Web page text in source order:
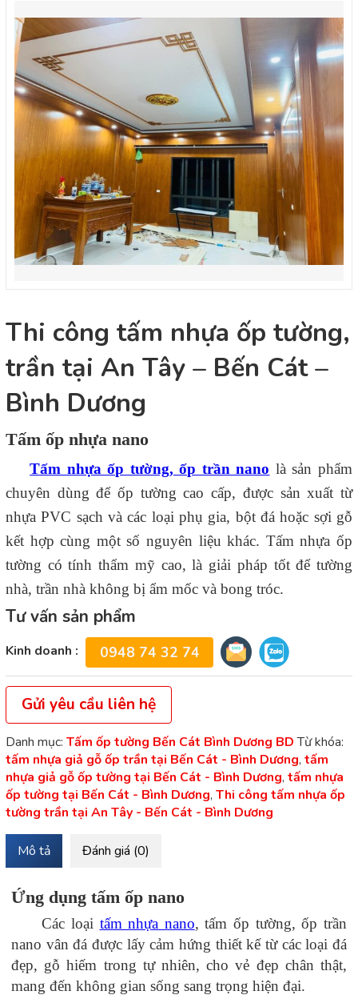
Thi công tấm nhựa ốp tường,
trần tại An Tây – Bến Cát –
Bình Dương
Tấm ốp nhựa nano
Tấm nhựa ốp tường, ốp trần nano là sản phẩm
chuyên dùng để ốp tường cao cấp, được sản xuất từ
nhựa PVC sạch và các loại phụ gia, bột đá hoặc sợi gỗ
kết hợp cùng một số nguyên liệu khác. Tấm nhựa ốp
tường có tính thẩm mỹ cao, là giải pháp tốt để tường
nhà, trần nhà không bị ẩm mốc và bong tróc.
Tư vấn sản phẩm
Kinh doanh : 0948 74 32 74
Gửi yêu cầu liên hệ
Danh mục: Tấm ốp tường Bến Cát Bình Dương BD Từ khóa:
tấm nhựa giả gỗ ốp trần tại Bến Cát - Bình Dương, tấm
nhựa giả gỗ ốp tường tại Bến Cát - Bình Dương, tấm nhựa
ốp tường tại Bến Cát - Bình Dương, Thi công tấm nhựa ốp
tường trần tại An Tây - Bến Cát - Bình Dương
Mô tả Đánh giá (0)
Ứng dụng tấm ốp nano
Các loại tấm nhựa nano, tấm ốp tường, ốp trần
nano vân đá được lấy cảm hứng thiết kế từ các loại đá
đẹp, gỗ hiếm trong tự nhiên, cho vẻ đẹp chân thật,
mang đến không gian sống sang trọng hiện đại.